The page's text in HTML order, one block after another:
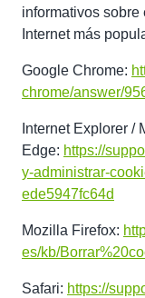
informativos
Internet más
Google Chrome:
chrome/answer/
Internet Explorer /
Edge: https://
y-administrar-
ede5947fc64d
Mozilla Firefox:
es/kb/
Safari: https://